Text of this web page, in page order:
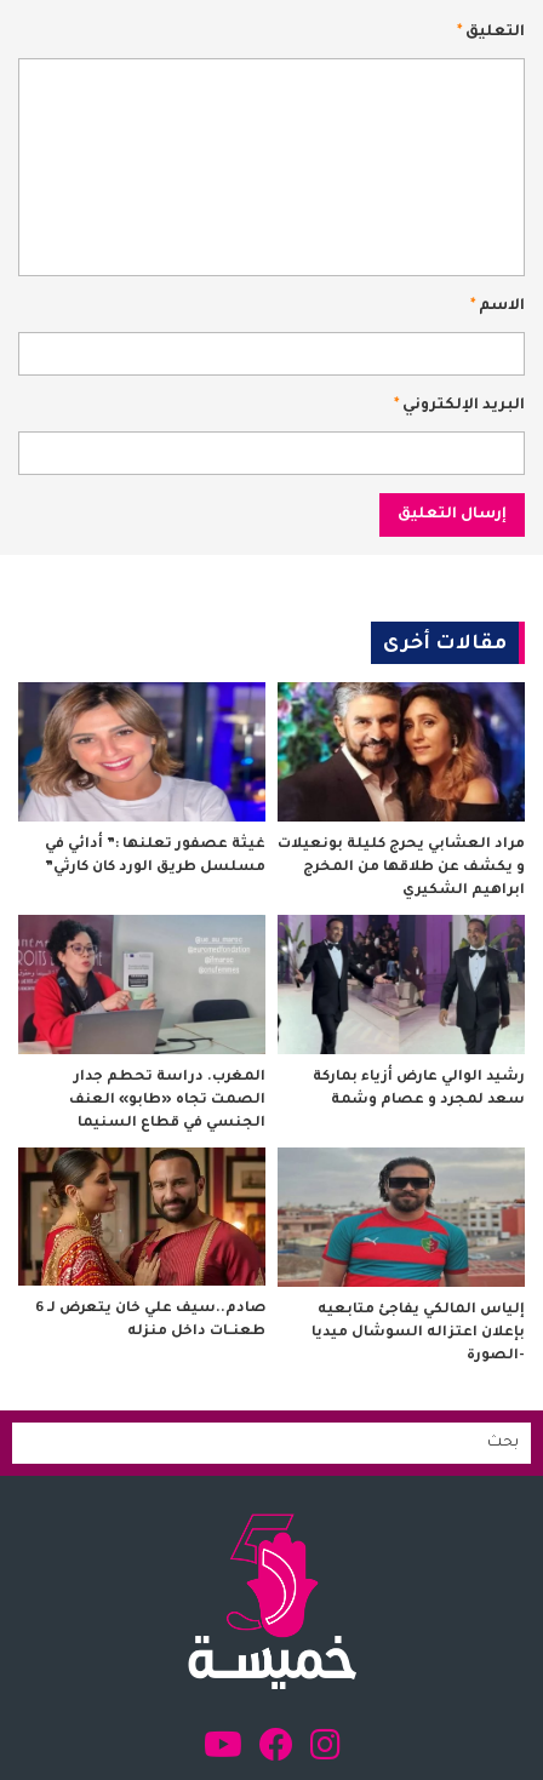
التعليق *
الاسم *
البريد الإلكتروني *
مقالات أخرى
مراد العشابي يحرج كليلة بونعيلات
و يكشف عن طلاقها من المخرج
ابراهيم الشكيري
غيثة عصفور تعلنها :” أدائي في
مسلسل طريق الورد كان كارثي”
رشيد الوالي عارض أزياء بماركة
سعد لمجرد و عصام وشمة
المغرب. دراسة تحطم جدار
الصمت تجاه «طابو» العنف
الجنسي في قطاع السنيما
إلياس المالكي يفاجئ متابعيه
بإعلان اعتزاله السوشال ميديا
-الصورة
صادم..سيف علي خان يتعرض لـ 6
طعنــات داخل منزله